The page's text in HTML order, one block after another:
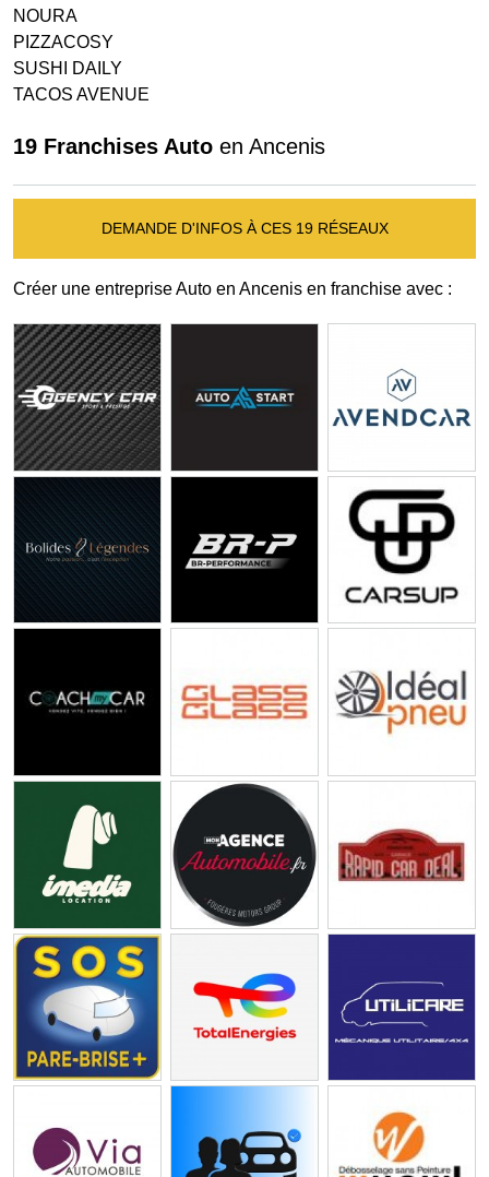
NOURA
PIZZACOSY
SUSHI DAILY
TACOS AVENUE
19 Franchises Auto en Ancenis
DEMANDE D'INFOS À CES 19 RÉSEAUX
Créer une entreprise Auto en Ancenis en franchise avec :